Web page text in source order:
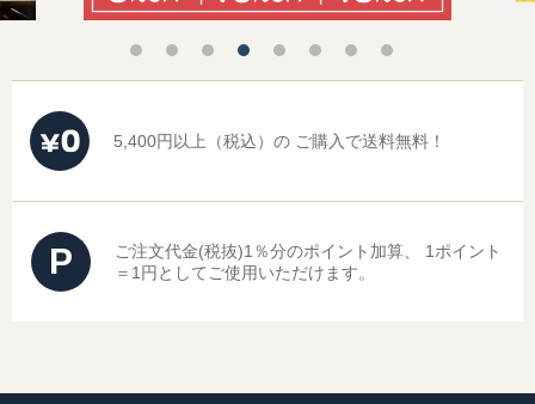
5,400円以上（税込）の ご購入で送料無料！
P ご注文代金(税抜)1％分のポイント加算、
1ポイント
＝1円としてご使用いただけます。